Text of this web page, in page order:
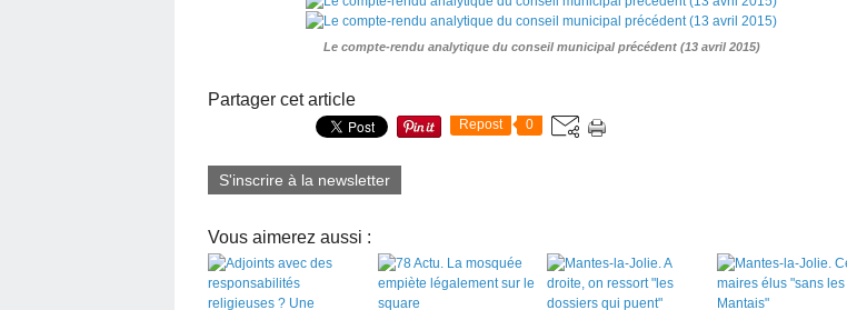
Le compte-rendu analytique du conseil municipal précédent (13 avril 2015)
Partager cet article
Repost 0
S'inscrire à la newsletter
Vous aimerez aussi :